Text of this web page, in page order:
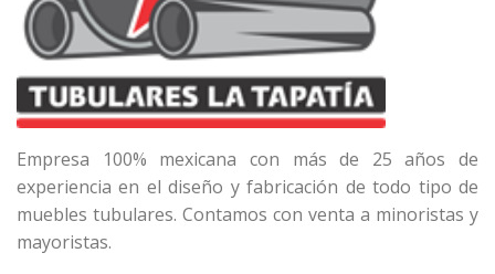
Empresa 100% mexicana con más de 25 años de
experiencia en el diseño y fabricación de todo tipo de
muebles tubulares. Contamos con venta a minoristas y
mayoristas.